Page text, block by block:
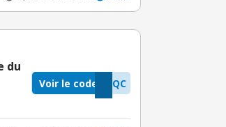
du
AQC
Voir le code